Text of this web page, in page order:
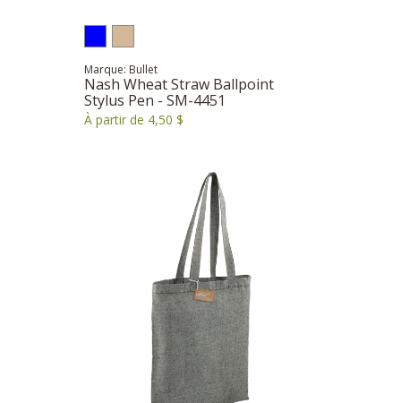
Marque: Bullet
Nash Wheat Straw Ballpoint
Stylus Pen - SM-4451
À partir de 4,50 $